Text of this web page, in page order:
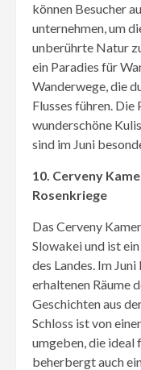
können Besucher
unternehmen, um
unberührte Natur
ein Paradies für
Wanderwege, die
Flusses führen.
wunderschöne
sind im Juni
10. Cerveny
Rosenkriege
Das Cerveny
Slowakei und ist
des Landes. Im
erhaltenen Räume
Geschichten aus
Schloss ist von
umgeben, die ideal
beherbergt auch